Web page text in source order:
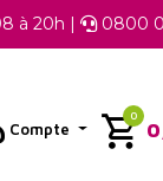
à 20h | 0800
Compte
0